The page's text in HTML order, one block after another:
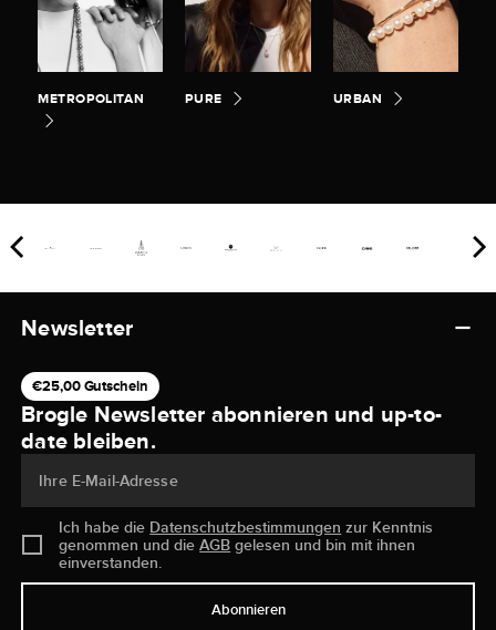
METROPOLITAN PURE URBAN
Newsletter
€25,00 Gutschein
Brogle Newsletter abonnieren und up-to-
date bleiben.
Ihre E-Mail-Adresse
Ich habe die Datenschutzbestimmungen zur Kenntnis
genommen und dieAGB gelesen und bin mit ihnen
einverstanden.
Abonnieren